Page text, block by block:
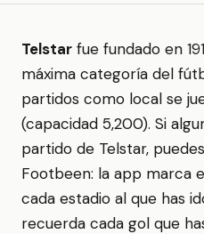
Telstar fue fundado en
máxima categoría del
partidos como local se
(capacidad 5,200). Si
partido de Telstar,
Footbeen: la app marca
cada estadio al que has
recuerda cada gol que